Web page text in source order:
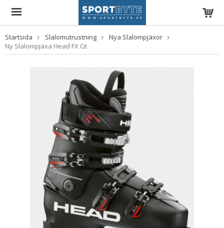
Startsida Slalomutrustning
Nya Slalompjäxor
Ny Slalompjäxa Head FX Gt